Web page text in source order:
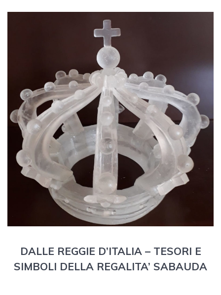
DALLE REGGIE D’ITALIA – TESORI E
SIMBOLI DELLA REGALITA’ SABAUDA